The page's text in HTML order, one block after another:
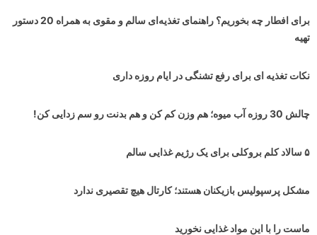
برای افطار چه بخوریم؟ راهنمای تغذیه‌ای سالم و مقوی به همراه 20 دستور
تهیه
نکات تغذیه ای برای رفع تشنگی در ایام روزه داری
چالش 30 روزه آب میوه؛ هم وزن کم کن و هم بدنت رو سم زدایی کن!
۵ سالاد کلم بروکلی برای یک رژیم غذایی سالم
مشکل پرسپولیس بازیکنان هستند؛ کارتال هیچ تقصیری ندارد
ماست را با این مواد غذایی نخورید